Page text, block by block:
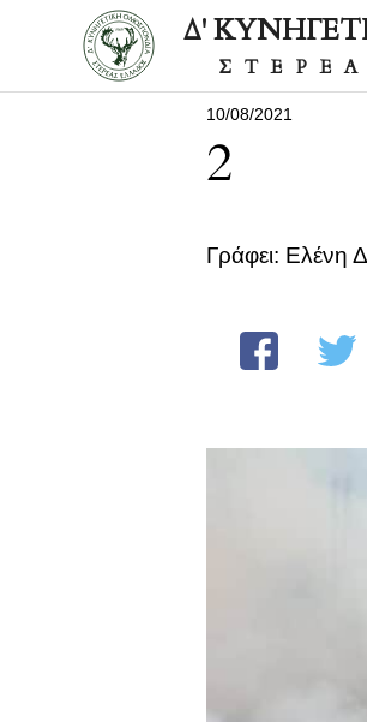
Δ'
10/08/2021
2
Γράφει: Ελένη